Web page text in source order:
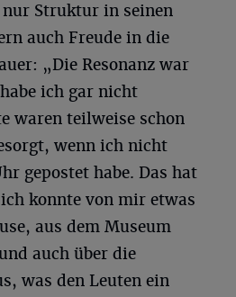
Struktur in seinen
auch Freude in die
„Die Resonanz war
ich gar nicht
waren teilweise schon
wenn ich nicht
gepostet habe. Das hat
konnte von mir etwas
aus dem Museum
auch über die
was den Leuten ein